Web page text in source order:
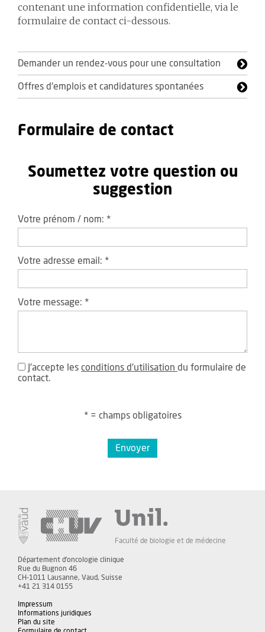
contenant une information confidentielle, via le
formulaire de contact ci-dessous.
Demander un rendez-vous pour une consultation
Offres d'emplois et candidatures spontanées
Formulaire de contact
Soumettez votre question ou
suggestion
Votre prénom / nom: *
Votre adresse email: *
Votre message: *
J'accepte les conditions d'utilisation du formulaire de
contact.
* = champs obligatoires
Envoyer
Faculté de biologie et de médecine
Département d'oncologie clinique
Rue du Bugnon 46
CH-1011 Lausanne, Vaud, Suisse
+41 21 314 0155
Impressum
Informations juridiques
Plan du site